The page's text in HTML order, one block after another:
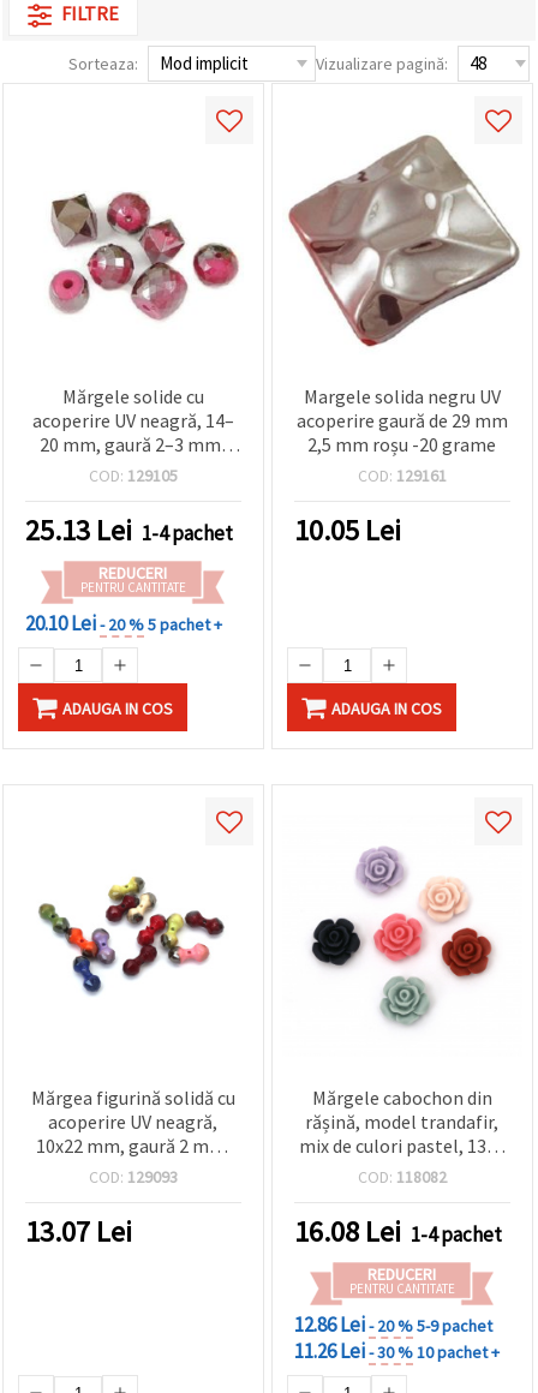
FILTRE
Sorteaza: Vizualizare pagină:
Mărgele solide cu
acoperire UV neagră, 14–
20 mm, gaură 2–3 mm,
nuanțe ciclamen mixte –
COD: 129105
25.13 Lei 1-4 pachet
REDUCERI
PENTRU CANTITATE
20.10 Lei- 20 %5 pachet +
ADAUGA IN COS
Margele solida negru UV
acoperire gaură de 29 mm
2,5 mm roșu -20 grame
COD: 129161
10.05 Lei
ADAUGA IN COS
Mărgea figurină solidă cu
acoperire UV neagră,
10x22 mm, gaură 2 mm,
20 g - pentru bijuterii
și decorațiuni
COD: 129093
13.07 Lei
Mărgele cabochon din
rășină, model trandafir,
mix de culori pastel, 13x6
mm - set 10 bucăți
COD: 118082
16.08 Lei 1-4 pachet
REDUCERI
PENTRU CANTITATE
12.86 Lei- 20 %5-9 pachet
11.26 Lei- 30 %10 pachet +